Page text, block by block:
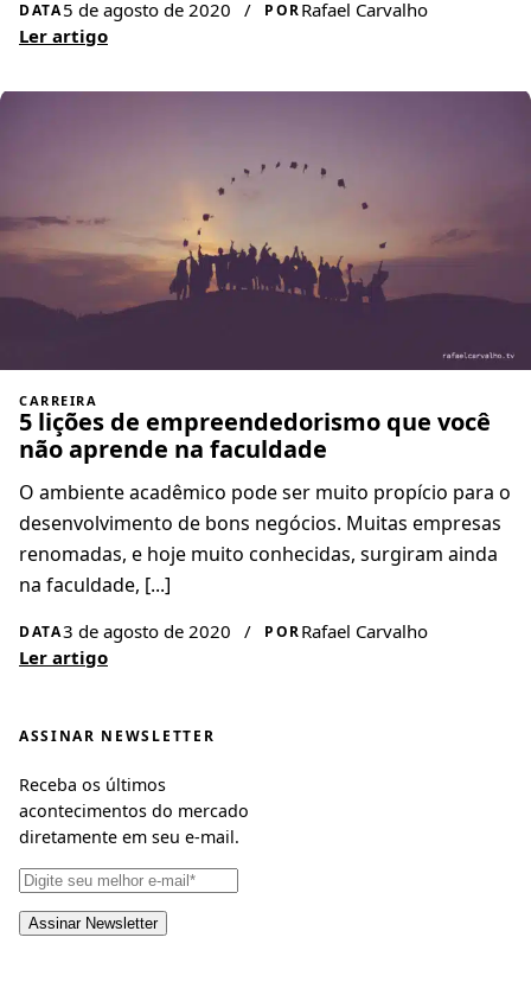
DATA5 de agosto de 2020 / PORRafael Carvalho
Ler artigo
CARREIRA
5 lições de empreendedorismo que você
não aprende na faculdade
O ambiente acadêmico pode ser muito propício para o
desenvolvimento de bons negócios. Muitas empresas
renomadas, e hoje muito conhecidas, surgiram ainda
na faculdade, [...]
DATA3 de agosto de 2020 / PORRafael Carvalho
Ler artigo
ASSINAR NEWSLETTER
Receba os últimos
acontecimentos do mercado
diretamente em seu e-mail.